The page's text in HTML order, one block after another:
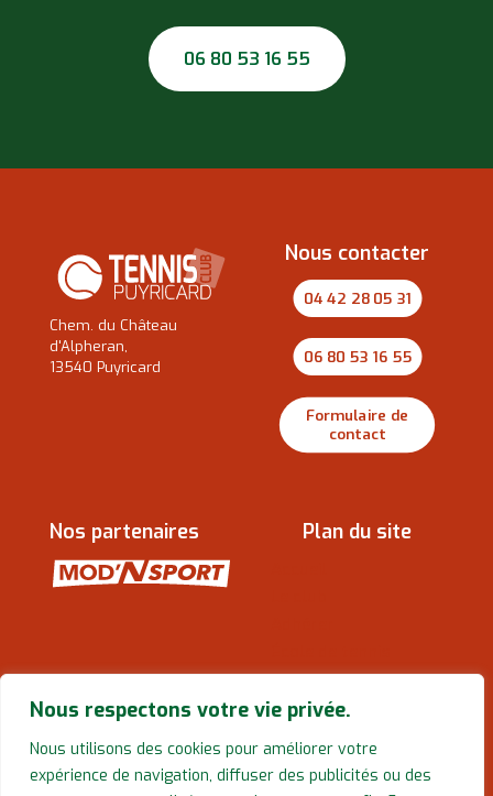
Nous respectons votre vie privée.
Nous utilisons des cookies pour améliorer votre
expérience de navigation, diffuser des publicités ou des
06 80 53 16 55
Chem. du Château
d'Alpheran,
13540 Puyricard
Nous contacter
04 42 28 05 31
06 80 53 16 55
Formulaire de
contact
Nos partenaires Plan du site
Stages de tennis
Réserver un court
Contact